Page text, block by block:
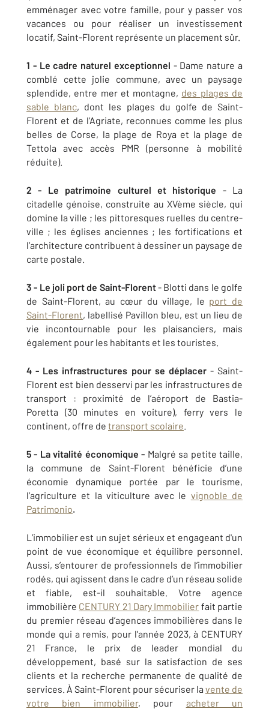
emménager avec votre famille, pour y passer vos
vacances ou pour réaliser un investissement
locatif, Saint-Florent représente un placement sûr.
1 - Le cadre naturel exceptionnel - Dame nature a
comblé cette jolie commune, avec un paysage
splendide, entre mer et montagne, des plages de
sable blanc, dont les plages du golfe de Saint-
Florent et de l’Agriate, reconnues comme les plus
belles de Corse, la plage de Roya et la plage de
Tettola avec accès PMR (personne à mobilité
réduite).
2 - Le patrimoine culturel et historique - La
citadelle génoise, construite au XVème siècle, qui
domine la ville ; les pittoresques ruelles du centre-
ville ; les églises anciennes ; les fortifications et
l’architecture contribuent à dessiner un paysage de
carte postale.
3 - Le joli port de Saint-Florent- Blotti dans le golfe
de Saint-Florent, au cœur du village, le port de
Saint-Florent, labellisé Pavillon bleu, est un lieu de
vie incontournable pour les plaisanciers, mais
également pour les habitants et les touristes.
4 - Les infrastructures pour se déplacer - Saint-
Florent est bien desservi par les infrastructures de
transport : proximité de l’aéroport de Bastia-
Poretta (30 minutes en voiture), ferry vers le
continent, offre de transport scolaire.
5 - La vitalité économique - Malgré sa petite taille,
la commune de Saint-Florent bénéficie d’une
économie dynamique portée par le tourisme,
l’agriculture et la viticulture avec le vignoble de
Patrimonio.
L’immobilier est un sujet sérieux et engageant d'un
point de vue économique et équilibre personnel.
Aussi, s’entourer de professionnels de l’immobilier
rodés, qui agissent dans le cadre d’un réseau solide
et fiable, est-il souhaitable. Votre agence
immobilière CENTURY 21 Dary Immobilier fait partie
du premier réseau d’agences immobilières dans le
monde qui a remis, pour l'année 2023, à CENTURY
21 France, le prix de leader mondial du
développement, basé sur la satisfaction de ses
clients et la recherche permanente de qualité de
services. À Saint-Florent pour sécuriser la vente de
votre bien immobilier, pour acheter un